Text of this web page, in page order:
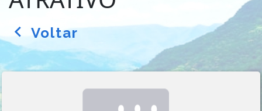
arrow_back_ios Voltar